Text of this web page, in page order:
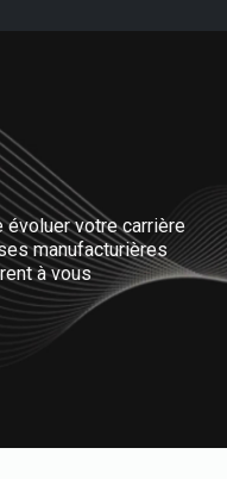
évoluer votre carrière
manufacturières
à vous